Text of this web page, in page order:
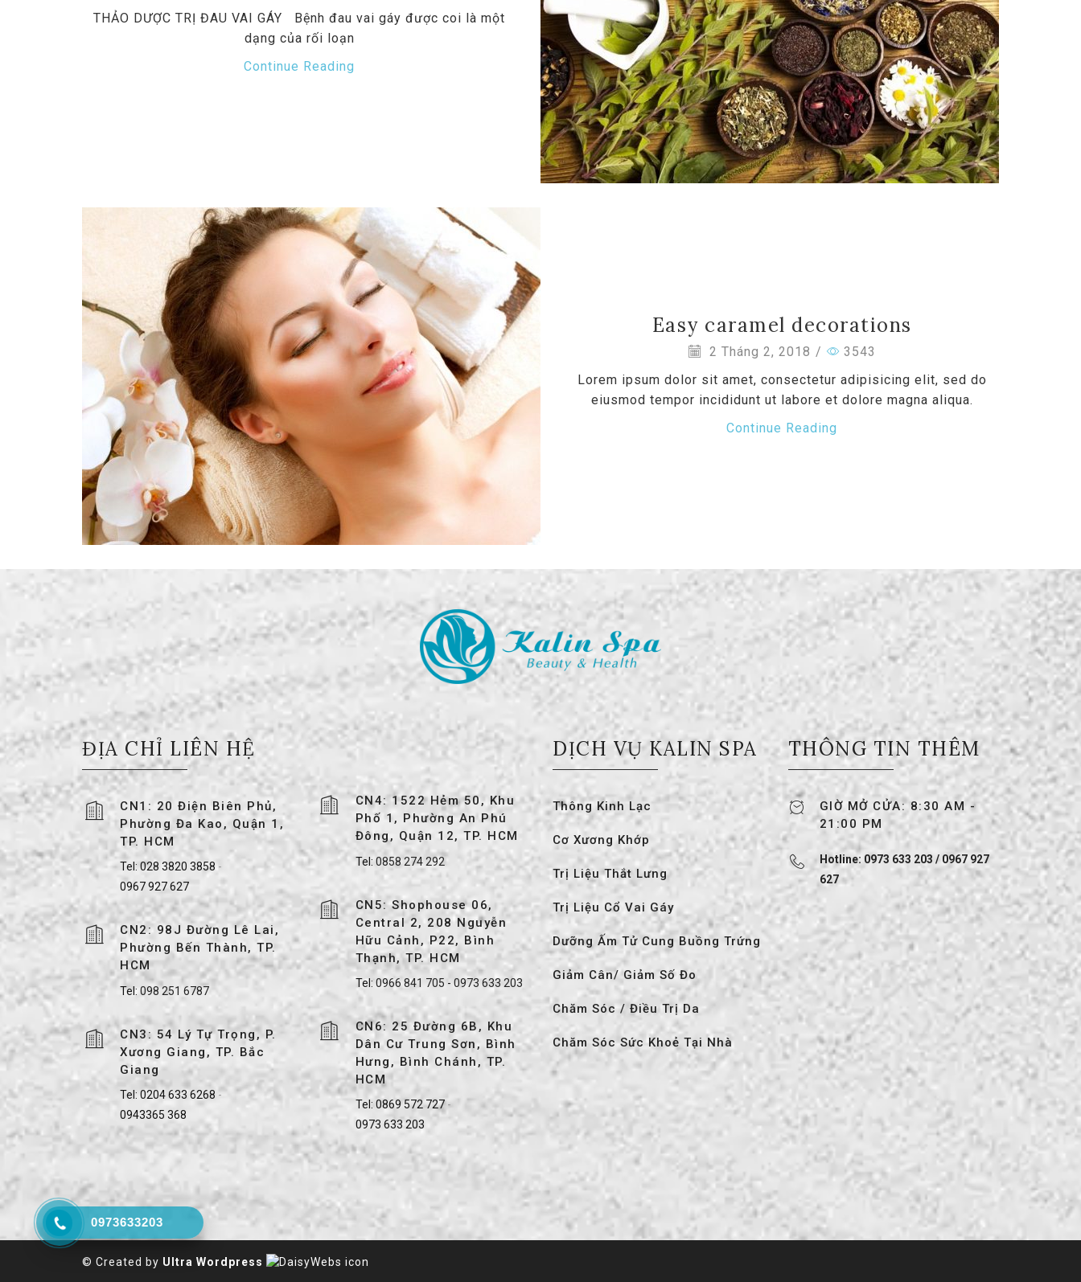
THẢO DƯỢC TRỊ ĐAU VAI GÁY Bệnh đau vai gáy được coi là một
dạng của rối loạn
Continue Reading
Easy caramel decorations
2 Tháng 2, 2018 /
3543
Lorem ipsum dolor sit amet, consectetur adipisicing elit, sed do
eiusmod tempor incididunt ut labore et dolore magna aliqua.
Continue Reading
ĐỊA CHỈ LIÊN HỆ
CN1: 20 Điện Biên Phủ,
Phường Đa Kao, Quận 1,
TP. HCM
Tel: 028 3820 3858-
0967 927 627
CN2: 98J Đường Lê Lai,
Phường Bến Thành, TP.
HCM
Tel: 098 251 6787
CN3: 54 Lý Tự Trọng, P.
Xương Giang, TP. Bắc
Giang
Tel: 0204 633 6268 -
0943365 368
CN4: 1522 Hẻm 50, Khu
Phố 1, Phường An Phú
Đông, Quận 12, TP. HCM
Tel: 0858 274 292
CN5: Shophouse 06,
Central 2, 208 Nguyễn
Hữu Cảnh, P22, Bình
Thạnh, TP. HCM
Tel: 0966 841 705 - 0973 633 203
CN6: 25 Đường 6B, Khu
Dân Cư Trung Sơn, Bình
Hưng, Bình Chánh, TP.
HCM
Tel: 0869 572 727 -
0973 633 203
DỊCH VỤ KALIN SPA
Thông Kinh Lạc
Cơ Xương Khớp
Trị Liệu Thắt Lưng
Trị Liệu Cổ Vai Gáy
Dưỡng Ấm Tử Cung Buồng Trứng
Giảm Cân/ Giảm Số Đo
Chăm Sóc / Điều Trị Da
Chăm Sóc Sức Khoẻ Tại Nhà
THÔNG TIN THÊM
GIỜ MỞ CỬA: 8:30 AM -
21:00 PM
Hotline: 0973 633 203 / 0967 927
627
© Created by Ultra Wordpress
0973633203